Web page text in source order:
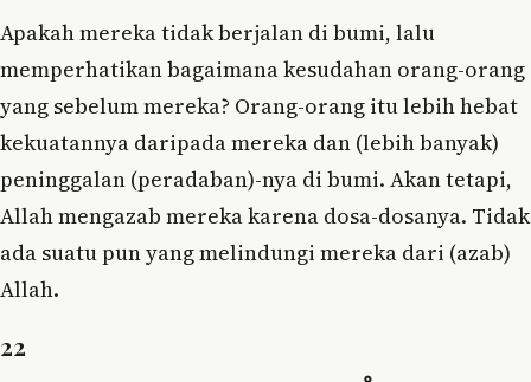
Apakah mereka tidak berjalan di bumi, lalu
memperhatikan bagaimana kesudahan orang-orang
yang sebelum mereka? Orang-orang itu lebih hebat
kekuatannya daripada mereka dan (lebih banyak)
peninggalan (peradaban)-nya di bumi. Akan tetapi,
Allah mengazab mereka karena dosa-dosanya. Tidak
ada suatu pun yang melindungi mereka dari (azab)
Allah.
22